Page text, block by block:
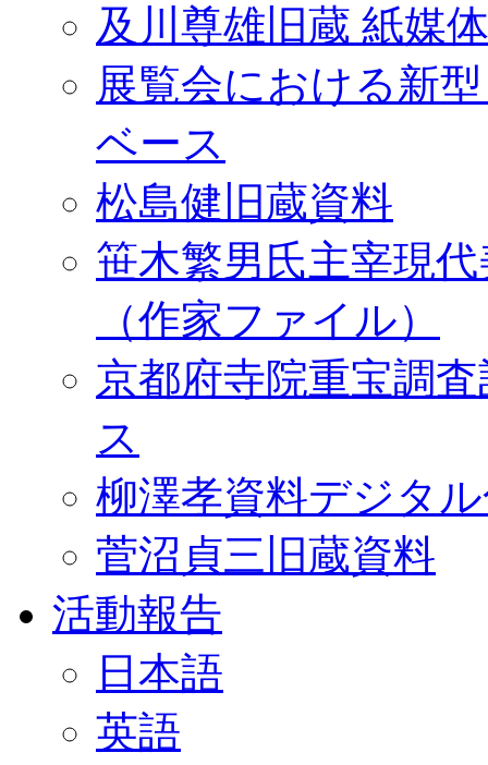
及川尊雄旧蔵 紙媒
展覧会における新
ベース
松島健旧蔵資料
笹木繁男氏主宰現
（作家ファイル）
京都府寺院重宝調
ス
柳澤孝資料デジタ
菅沼貞三旧蔵資料
活動報告
日本語
英語